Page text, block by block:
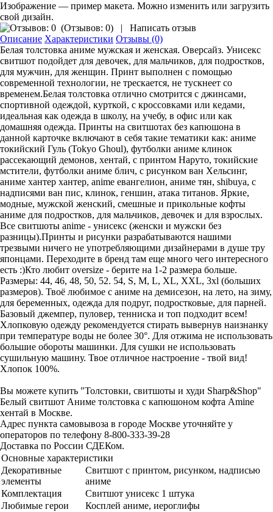
Изображение — пример макета. Можно изменить или загрузить
свой дизайн.
(Отзывов: 0) |
Написать отзыв
Описание Характеристики Отзывы (0)
Белая толстовка аниме мужская и женская. Оверсайз. Унисекс
свитшот подойдет для девочек, для мальчиков, для подростков,
для мужчин, для женщин. Принт выполнен с помощью
современной технологии, не трескается, не тускнеет со
временем.Белая толстовка отлично смотрится с джинсами,
спортивной одеждой, курткой, с кроссовками или кедами,
идеальная как одежда в школу, на учебу, в офис или как
домашняя одежда. Принты на свитшотах без капюшона в
данной карточке включают в себя такие тематики как: аниме
токийский Гуль (Tokyo Ghoul), футболки аниме клинок
рассекающий демонов, хентай, с принтом Наруто, токийские
мстители, футболки аниме блич, с рисунком ван Хельсинг,
аниме хантер хантер, anime евангелион, аниме тян, shibuya, с
надписями ван пис, клинок, геншин, атака титанов. Яркие,
модные, мужской женский, смешные и прикольные кофты
аниме для подростков, для мальчиков, девочек и для взрослых.
Все свитшоты anime - унисекс (женски и мужски без
разницы).Принты и рисунки разрабатываются нашими
трезвыми ничего не употребляющими дизайнерами в душе тру
японцами. Переходите в бренд там еще много чего интересного
есть :)Кто любит oversize - берите на 1-2 размера больше.
Размеры: 44, 46, 48, 50, 52. 54, S, M, L, XL, XXL, 3xl (больших
размеров). Твоё любимое с аниме на демисезон, на лето, на зиму,
для беременных, одежда для подруг, подростковые, для парней.
Базовый джемпер, пуловер, тенниска и топ подходит всем!
Хлопковую одежду рекомендуется стирать вывернув наизнанку
при температуре воды не более 30°. Для отжима не использовать
большие обороты машинки. Для сушки не использовать
сушильную машину. Твое отличное настроение - твой вид!
Хлопок 100%.
Вы можете купить "Толстовки, свитшоты и худи Sharp&Shop"
Белый свитшот Аниме толстовка с капюшоном кофта Amine
хентай в Москве.
Адрес пункта самовывоза в городе Москве уточняйте у
операторов по телефону 8-800-333-39-28
Доставка по России СДЕКом.
Основные характеристики
Декоративные
элементы
Свитшот с принтом, рисунком, надписью
аниме
Комплектация
Свитшот унисекс 1 штука
Любимые герои
Косплей аниме, иероглифы